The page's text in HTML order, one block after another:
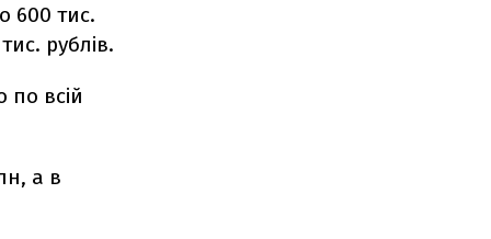
600 тис.
рублів.
по всій
а в